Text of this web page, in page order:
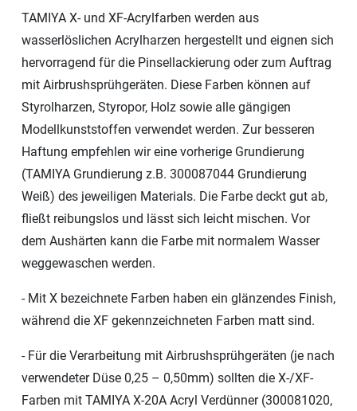
TAMIYA X- und XF-Acrylfarben werden aus
wasserlöslichen Acrylharzen hergestellt und eignen sich
hervorragend für die Pinsellackierung oder zum Auftrag
mit Airbrushsprühgeräten. Diese Farben können auf
Styrolharzen, Styropor, Holz sowie alle gängigen
Modellkunststoffen verwendet werden. Zur besseren
Haftung empfehlen wir eine vorherige Grundierung
(TAMIYA Grundierung z.B. 300087044 Grundierung
Weiß) des jeweiligen Materials. Die Farbe deckt gut ab,
fließt reibungslos und lässt sich leicht mischen. Vor
dem Aushärten kann die Farbe mit normalem Wasser
weggewaschen werden.
- Mit X bezeichnete Farben haben ein glänzendes Finish,
während die XF gekennzeichneten Farben matt sind.
- Für die Verarbeitung mit Airbrushsprühgeräten (je nach
verwendeter Düse 0,25 – 0,50mm) sollten die X-/XF-
Farben mit TAMIYA X-20A Acryl Verdünner (300081020,